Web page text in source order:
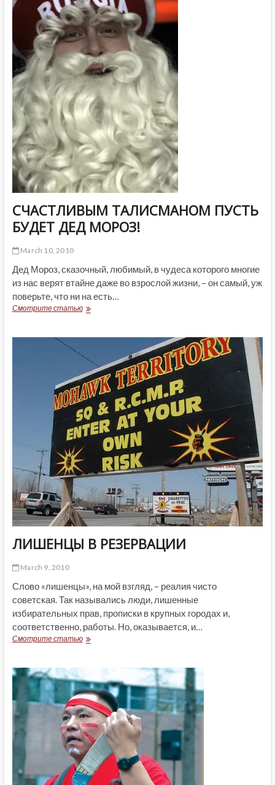
СЧАСТЛИВЫМ ТАЛИСМАНОМ ПУСТЬ
БУДЕТ ДЕД МОРОЗ!
March 10, 2010
Дед Мороз, сказочный, любимый, в чудеса которого многие
из нас верят втайне даже во взрослой жизни, – он самый, уж
поверьте, что ни на есть…
Смотрите статьюСЧАСТЛИВЫМ
МОРОЗ!
ЛИШЕНЦЫ В РЕЗЕРВАЦИИ
March 9, 2010
Слово «лишенцы», на мой взгляд, – реалия чисто
советская. Так назывались люди, лишенные
избирательных прав, прописки в крупных городах и,
соответственно, работы. Но, оказывается, и…
Смотрите статьюЛИШЕНЦЫ